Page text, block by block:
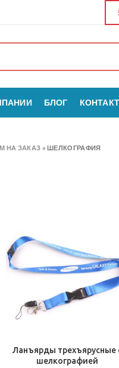
БЛОГ
НА ЗАКАЗ »ШЕЛКОГРАФИЯ
Ланъярды трехъярусные
шелкографией